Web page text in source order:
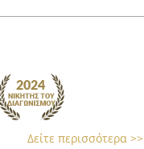
Δείτε περισσότερα >>